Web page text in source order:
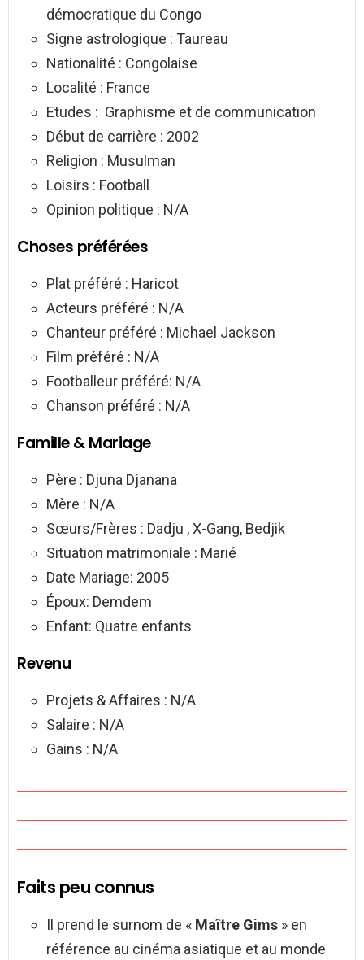
démocratique du Congo
Signe astrologique : Taureau
Nationalité : Congolaise
Localité : France
Etudes : Graphisme et de communication
Début de carrière : 2002
Religion : Musulman
Loisirs : Football
Opinion politique : N/A
Choses préférées
Plat préféré : Haricot
Acteurs préféré : N/A
Chanteur préféré : Michael Jackson
Film préféré : N/A
Footballeur préféré: N/A
Chanson préféré : N/A
Famille & Mariage
Père : Djuna Djanana
Mère : N/A
Sœurs/Frères : Dadju , X-Gang, Bedjik
Situation matrimoniale : Marié
Date Mariage: 2005
Époux: Demdem
Enfant: Quatre enfants
Revenu
Projets & Affaires : N/A
Salaire : N/A
Gains : N/A
Faits peu connus
Il prend le surnom de « Maître Gims » en
référence au cinéma asiatique et au monde